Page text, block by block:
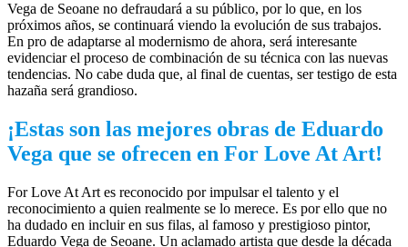
Vega de Seoane no defraudará a su público, por lo que, en los
próximos años, se continuará viendo la evolución de sus trabajos.
En pro de adaptarse al modernismo de ahora, será interesante
evidenciar el proceso de combinación de su técnica con las nuevas
tendencias. No cabe duda que, al final de cuentas, ser testigo de esta
hazaña será grandioso.
¡Estas son las mejores obras de Eduardo
Vega que se ofrecen en For Love At Art!
For Love At Art es reconocido por impulsar el talento y el
reconocimiento a quien realmente se lo merece. Es por ello que no
ha dudado en incluir en sus filas, al famoso y prestigioso pintor,
Eduardo Vega de Seoane. Un aclamado artista que desde la década